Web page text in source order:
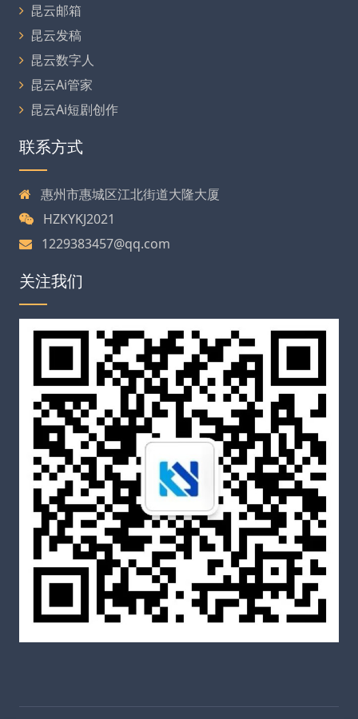
昆云邮箱
昆云发稿
昆云数字人
昆云Ai管家
昆云Ai短剧创作
联系方式
惠州市惠城区江北街道大隆大厦
HZKYKJ2021
1229383457@qq.com
关注我们